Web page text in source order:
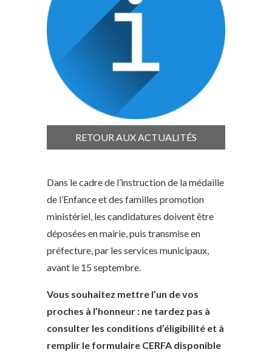
RETOUR AUX ACTUALITÉS
Dans le cadre de l’instruction de la médaille
de l’Enfance et des familles promotion
ministériel, les candidatures doivent être
déposées en mairie, puis transmise en
préfecture, par les services municipaux,
avant le 15 septembre.
Vous souhaitez mettre l’un de vos
proches à l’honneur : ne tardez pas à
consulter les conditions d’éligibilité et à
remplir le formulaire CERFA disponible